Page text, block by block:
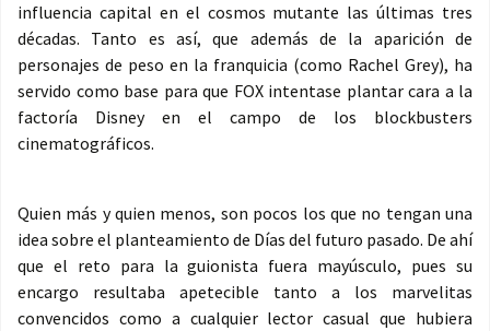
influencia capital en el cosmos mutante las últimas tres
décadas. Tanto es así, que además de la aparición de
personajes de peso en la franquicia (como Rachel Grey), ha
servido como base para que FOX intentase plantar cara a la
factoría Disney en el campo de los blockbusters
cinematográficos.
Quien más y quien menos, son pocos los que no tengan una
idea sobre el planteamiento de Días del futuro pasado. De ahí
que el reto para la guionista fuera mayúsculo, pues su
encargo resultaba apetecible tanto a los marvelitas
convencidos como a cualquier lector casual que hubiera